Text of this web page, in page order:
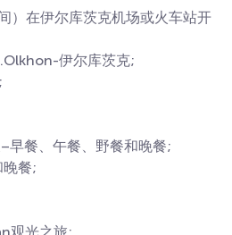
）在伊尔库茨克机场或火车站开
伊尔库茨克;
早餐、午餐、野餐和晚餐;
餐;
观光之旅;